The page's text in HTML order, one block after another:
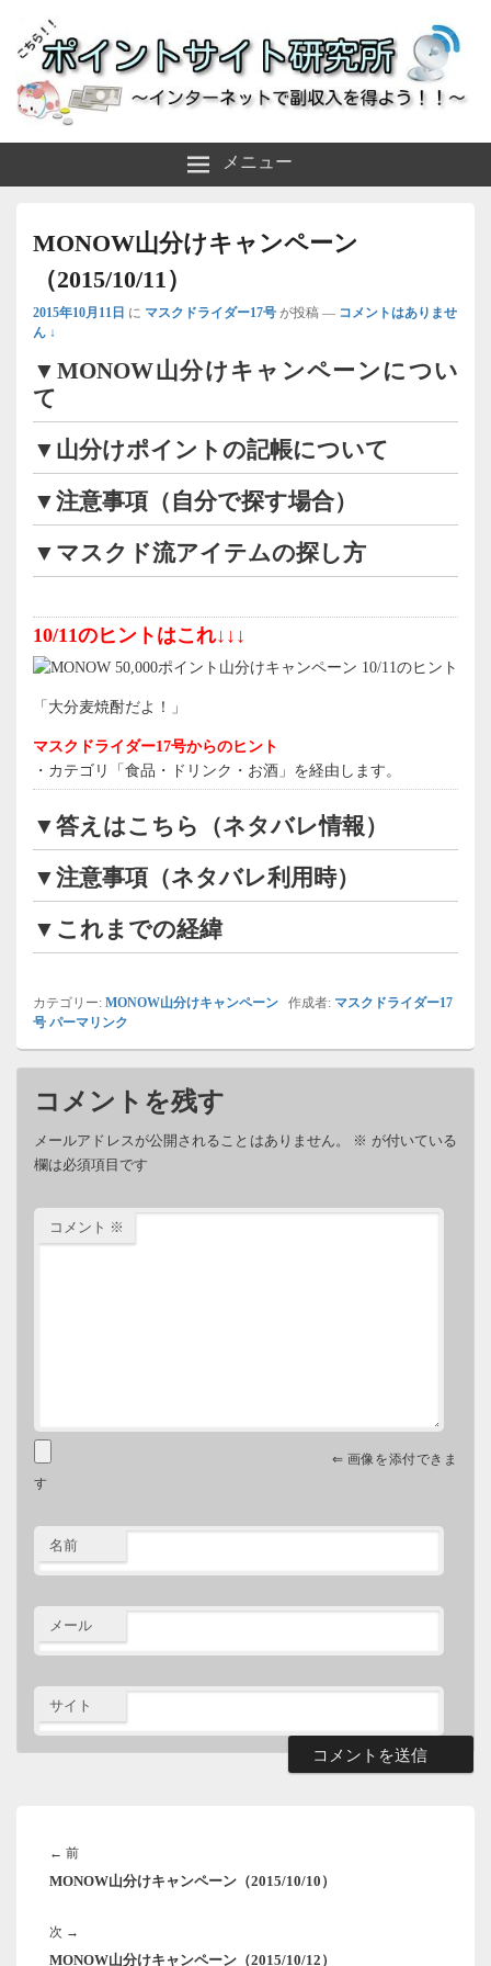
ポイントサイト研究所
メニュー
MONOW山分けキャンペーン
（2015/10/11）
2015年10月11日 に マスクドライダー17号 が投稿 — コメントはありませ
ん ↓
▼MONOW山分けキャンペーンについ
て
▼山分けポイントの記帳について
▼注意事項（自分で探す場合）
▼マスクド流アイテムの探し方
10/11のヒントはこれ↓↓↓
「大分麦焼酎だよ！」
マスクドライダー17号からのヒント
・カテゴリ「食品・ドリンク・お酒」を経由します。
▼答えはこちら（ネタバレ情報）
▼注意事項（ネタバレ利用時）
▼これまでの経緯
カテゴリー: MONOW山分けキャンペーン 作成者: マスクドライダー17
号 パーマリンク
コメントを残す
メールアドレスが公開されることはありません。 ※ が付いている
欄は必須項目です
コメント ※
⇐ 画像を添付できま
す
名前
メール
サイト
ビ
ー
シ
← 前前
の
MONOW山分けキャンペーン（2015/10/10）
次 →
の
MONOW山分けキャンペーン（2015/10/12）